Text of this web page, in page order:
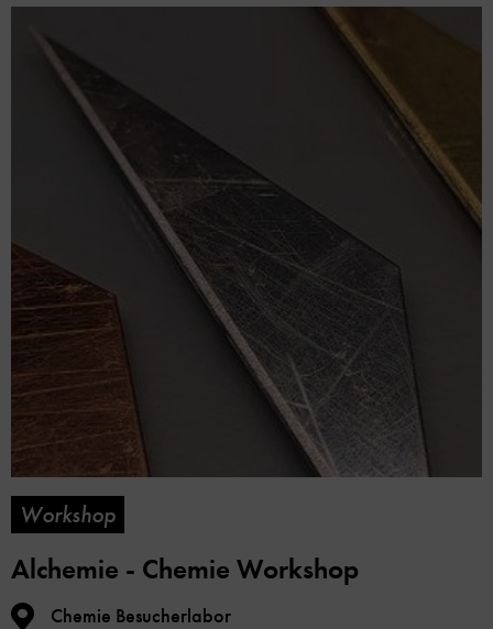
Workshop
Alchemie - Chemie Workshop
Chemie Besucherlabor